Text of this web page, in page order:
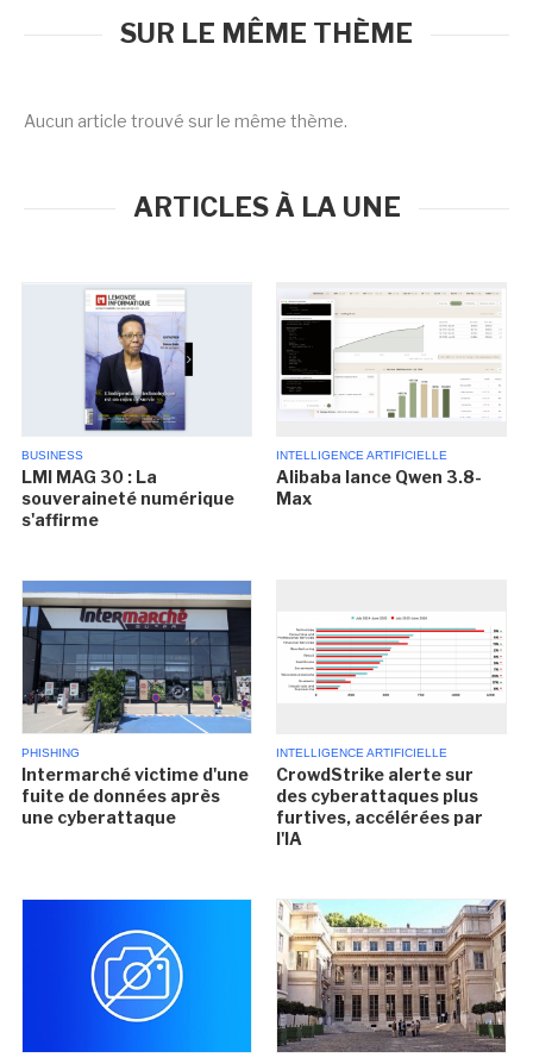
SUR LE MÊME THÈME
Aucun article trouvé sur le même thème.
ARTICLES À LA UNE
BUSINESS
LMI MAG 30 : La
souveraineté numérique
s'affirme
INTELLIGENCE ARTIFICIELLE
Alibaba lance Qwen 3.8-
Max
PHISHING
Intermarché victime d'une
fuite de données après
une cyberattaque
INTELLIGENCE ARTIFICIELLE
CrowdStrike alerte sur
des cyberattaques plus
furtives, accélérées par
l'IA